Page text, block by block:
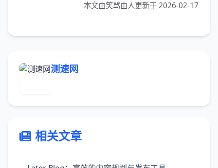
本文由笑骂由人更新于 2026-02-17
测速网
相关文章